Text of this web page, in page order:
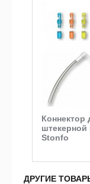
Коннектор
штекерной
Stonfo
ДРУГИЕ